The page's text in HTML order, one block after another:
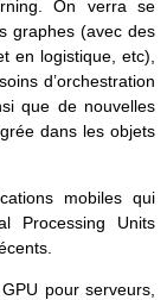
On verra se
graphes (avec des
en logistique, etc),
d’orchestration
que de nouvelles
dans les objets
mobiles qui
Processing Units
pour serveurs,